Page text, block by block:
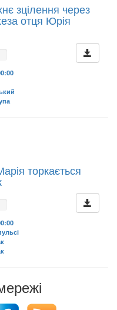
зцілення через
отця Юрія
торкається